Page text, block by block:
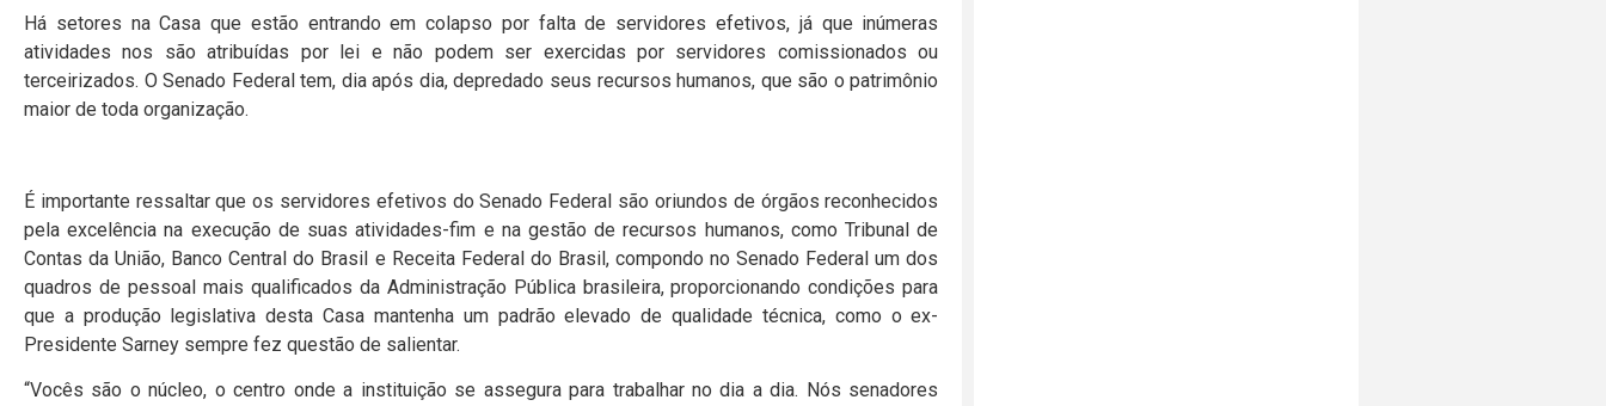
Há setores na Casa que estão entrando em colapso por falta de servidores efetivos, já que inúmeras
atividades nos são atribuídas por lei e não podem ser exercidas por servidores comissionados ou
terceirizados. O Senado Federal tem, dia após dia, depredado seus recursos humanos, que são o patrimônio
maior de toda organização.
É importante ressaltar que os servidores efetivos do Senado Federal são oriundos de órgãos reconhecidos
pela excelência na execução de suas atividades-fim e na gestão de recursos humanos, como Tribunal de
Contas da União, Banco Central do Brasil e Receita Federal do Brasil, compondo no Senado Federal um dos
quadros de pessoal mais qualificados da Administração Pública brasileira, proporcionando condições para
que a produção legislativa desta Casa mantenha um padrão elevado de qualidade técnica, como o ex-
Presidente Sarney sempre fez questão de salientar.
“Vocês são o núcleo, o centro onde a instituição se assegura para trabalhar no dia a dia. Nós senadores